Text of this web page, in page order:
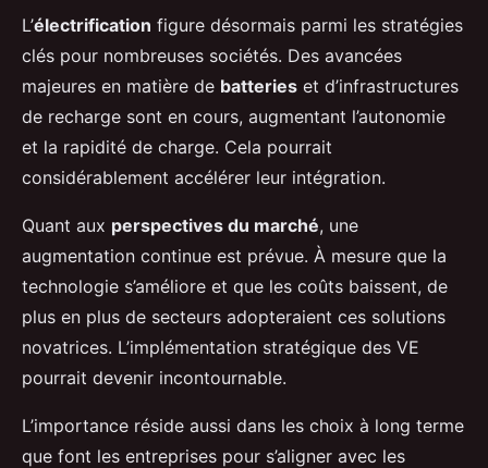
L’électrification figure désormais parmi les stratégies
clés pour nombreuses sociétés. Des avancées
majeures en matière de batteries et d’infrastructures
de recharge sont en cours, augmentant l’autonomie
et la rapidité de charge. Cela pourrait
considérablement accélérer leur intégration.
Quant aux perspectives du marché, une
augmentation continue est prévue. À mesure que la
technologie s’améliore et que les coûts baissent, de
plus en plus de secteurs adopteraient ces solutions
novatrices. L’implémentation stratégique des VE
pourrait devenir incontournable.
L’importance réside aussi dans les choix à long terme
que font les entreprises pour s’aligner avec les